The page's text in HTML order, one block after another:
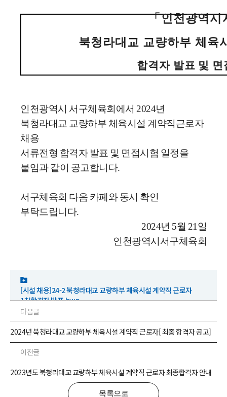
면접시험 일정 공고]
「인천광역시
북청라대교 교량하부 체육
합격자 발표 및
인천광역시 서구체육회에서 2024년
북청라대교 교량하부 체육시설 계약직근로자
채용
서류전형 합격자 발표 및 면접시험 일정을
붙임과 같이 공고합니다.
서구체육회 다음 카페와 동시 확인
부탁드립니다.
2024년 5월 21일
인천광역시서구체육회
[시설 채용]24-2 북청라대교 교량하부 체육시설 계약직 근로자
1차합격자 발표.hwp
다음글
2024년 북청라대교 교량하부 체육시설 계약직 근로자[ 최종 합격자 공고]
이전글
2023년도 북청라대교 교량하부 체육시설 계약직 근로자 최종합격자 안내
목록으로